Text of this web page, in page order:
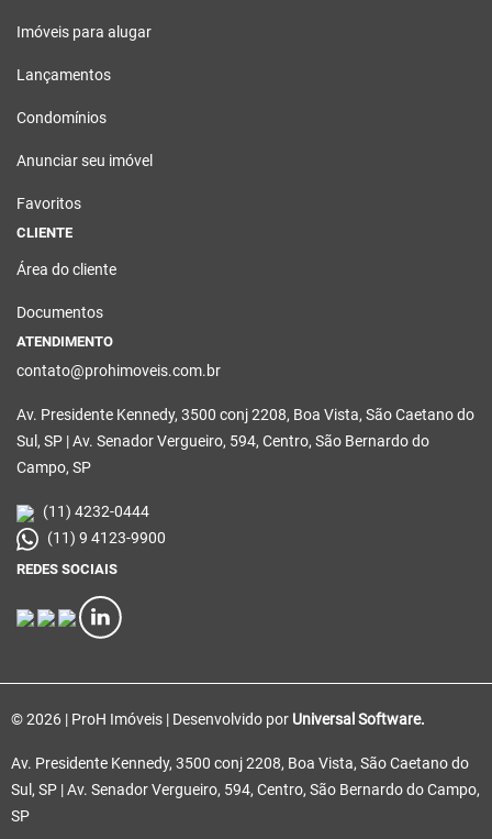
Imóveis para alugar
Lançamentos
Condomínios
Anunciar seu imóvel
Favoritos
CLIENTE
Área do cliente
Documentos
ATENDIMENTO
contato@prohimoveis.com.br
Av. Presidente Kennedy, 3500 conj 2208, Boa Vista, São Caetano do
Sul, SP | Av. Senador Vergueiro, 594, Centro, São Bernardo do
Campo, SP
(11) 4232-0444
(11) 9 4123-9900
REDES SOCIAIS
© 2026 | ProH Imóveis | Desenvolvido por Universal Software.
Av. Presidente Kennedy, 3500 conj 2208, Boa Vista, São Caetano do
Sul, SP | Av. Senador Vergueiro, 594, Centro, São Bernardo do Campo,
SP